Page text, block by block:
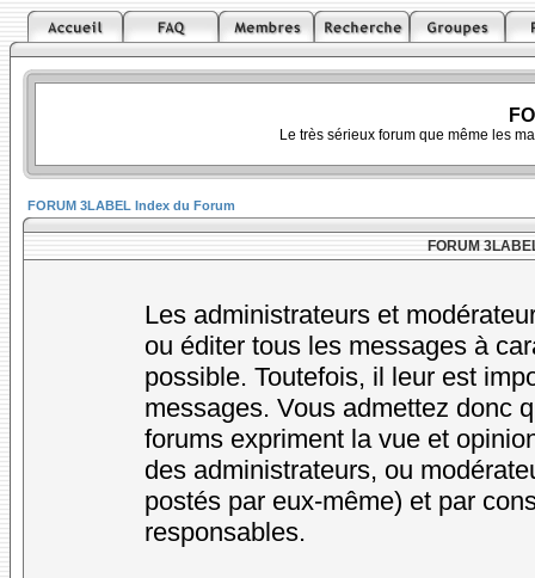
Le très sérieux forum que même les
FORUM 3LABEL Index du Forum
FORUM
Les administrateurs et
ou éditer tous les messages à
possible. Toutefois, il leur est
messages. Vous admettez donc
forums expriment la vue et
des administrateurs, ou
postés par eux-même) et par
responsables.